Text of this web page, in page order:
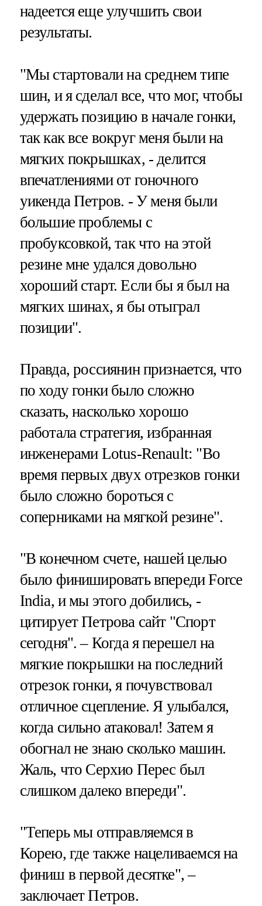
надеется еще улучшить свои
результаты.
"Мы стартовали на среднем типе
шин, и я сделал все, что мог, чтобы
удержать позицию в начале гонки,
так как все вокруг меня были на
мягких покрышках, - делится
впечатлениями от гоночного
уикенда Петров. - У меня были
большие проблемы с
пробуксовкой, так что на этой
резине мне удался довольно
хороший старт. Если бы я был на
мягких шинах, я бы отыграл
позиции".
Правда, россиянин признается, что
по ходу гонки было сложно
сказать, насколько хорошо
работала стратегия, избранная
инженерами Lotus-Renault: "Во
время первых двух отрезков гонки
было сложно бороться с
соперниками на мягкой резине".
"В конечном счете, нашей целью
было финишировать впереди Force
India, и мы этого добились, -
цитирует Петрова сайт "Спорт
сегодня". – Когда я перешел на
мягкие покрышки на последний
отрезок гонки, я почувствовал
отличное сцепление. Я улыбался,
когда сильно атаковал! Затем я
обогнал не знаю сколько машин.
Жаль, что Серхио Перес был
слишком далеко впереди".
"Теперь мы отправляемся в
Корею, где также нацеливаемся на
финиш в первой десятке", –
заключает Петров.